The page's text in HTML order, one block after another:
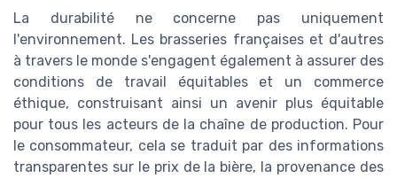
La durabilité ne concerne pas uniquement
l'environnement. Les brasseries françaises et d'autres
à travers le monde s'engagent également à assurer des
conditions de travail équitables et un commerce
éthique, construisant ainsi un avenir plus équitable
pour tous les acteurs de la chaîne de production. Pour
le consommateur, cela se traduit par des informations
transparentes sur le prix de la bière, la provenance des